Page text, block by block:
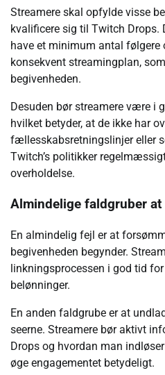
Streamere skal opfylde visse
kvalificere sig til Twitch Drops.
have et minimum antal følgere
konsekvent streamingplan,
begivenheden.
Desuden bør streamere være i
hvilket betyder, at de ikke har
fællesskabsretningslinjer eller
Twitch’s politikker
overholdelse.
Almindelige faldgruber at
En almindelig fejl er at
begivenheden begynder.
linkningsprocessen i god tid
belønninger.
En anden faldgrube er at
seerne. Streamere bør aktivt
Drops og hvordan man
øge engagementet betydeligt.